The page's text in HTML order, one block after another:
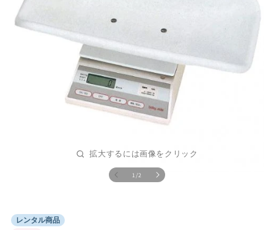
で
1 /の2
レンタル商品